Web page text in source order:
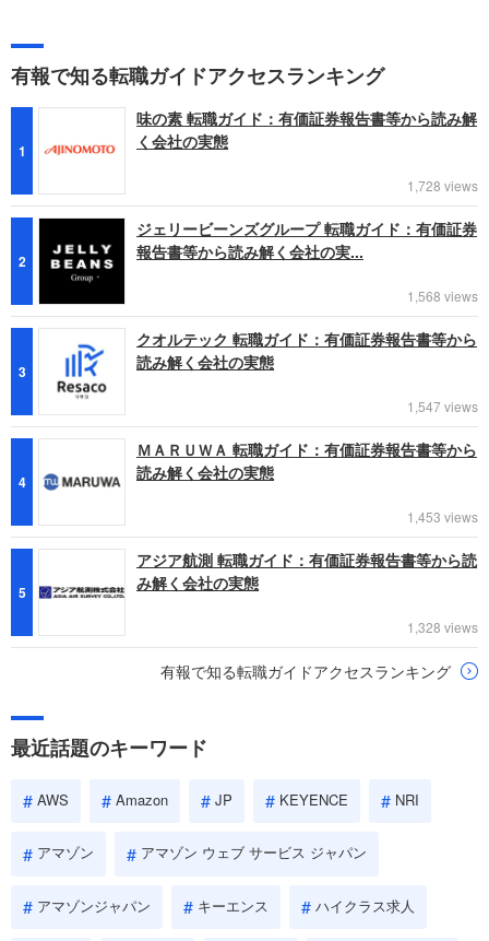
有報で知る転職ガイドアクセスランキング
1
味の素 転職ガイド：有価証券報告書等から読み解
く会社の実態
1,728 views
2
ジェリービーンズグループ 転職ガイド：有価証券
報告書等から読み解く会社の実...
1,568 views
3
クオルテック 転職ガイド：有価証券報告書等から
読み解く会社の実態
1,547 views
4
ＭＡＲＵＷＡ 転職ガイド：有価証券報告書等から
読み解く会社の実態
1,453 views
5
アジア航測 転職ガイド：有価証券報告書等から読
み解く会社の実態
1,328 views
有報で知る転職ガイドアクセスランキング
最近話題のキーワード
AWS Amazon JP KEYENCE NRI
アマゾン アマゾン ウェブ サービス ジャパン
アマゾンジャパン キーエンス ハイクラス求人